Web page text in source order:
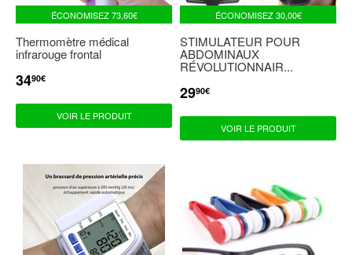
ÉCONOMISEZ73,60€
Thermomètre médical
infrarouge frontal
PRIX
3490€
VOIR LE PRODUIT
ÉCONOMISEZ30,00€
STIMULATEUR POUR
ABDOMINAUX
RÉVOLUTIONNAIR...
PRIX
2990€
VOIR LE PRODUIT